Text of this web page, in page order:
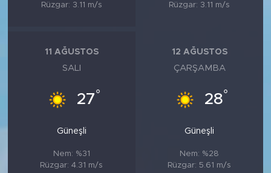
Rüzgar: 3.11 m/s
Rüzgar: 3.11 m/s
11 AĞUSTOS
SALI
27°
Güneşli
Nem: %31
Rüzgar: 4.31 m/s
12 AĞUSTOS
ÇARŞAMBA
28°
Güneşli
Nem: %28
Rüzgar: 5.61 m/s